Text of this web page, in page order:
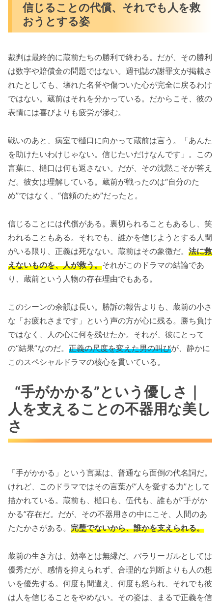
信じることの代償、それでも人を救
おうとする姿
裁判は最終的に蔵前たちの勝利で終わる。だが、その勝利
は数字や賠償金の問題ではない。週刊誌の謝罪文が掲載さ
れたとしても、壊れた名誉や傷ついた心が完全に戻るわけ
ではない。蔵前はそれを分かっている。だからこそ、彼の
表情には喜びよりも疲労が滲む。
戦いのあと、病室で樋口に向かって蔵前は言う。「あんた
を助けたいわけじゃない。信じたいだけなんです」。この
言葉に、樋口は何も返さない。だが、その沈黙こそが答え
だ。彼女は理解している。蔵前が戦ったのは“自分のた
め”ではなく、“信頼のため”だったと。
信じることには代償がある。裏切られることもあるし、笑
われることもある。それでも、誰かを信じようとする人間
がいる限り、正義は死なない。蔵前はその象徴だ。 法に救
えないものを、人が救う。それがこのドラマの結論であ
り、蔵前という人物の存在理由でもある。
このシーンの余韻は長い。勝訴の報告よりも、蔵前の小さ
な「お疲れさまです」という声の方が心に残る。勝ち負け
ではなく、人の心に何を残せたか。それが、彼にとって
の“結果”なのだ。 正義の尺度を変えた男の叫びが、静かに
このスペシャルドラマの核心を貫いている。
“手がかかる”という優しさ｜
人を支えることの不器用な美し
さ
「手がかかる」という言葉は、普通なら面倒の代名詞だ。
けれど、このドラマではその言葉が“人を愛する力”として
描かれている。蔵前も、樋口も、伍代も、誰もが“手がか
かる”存在だ。だが、その不器用さの中にこそ、人間のあ
たたかさがある。 完璧でないから、誰かを支えられる。
蔵前の生き方は、効率とは無縁だ。パラリーガルとしては
優秀だが、感情を抑えられず、合理的な判断よりも人の想
いを優先する。何度も間違え、何度も怒られ、それでも彼
は人を信じることをやめない。その姿は、まるで正義を信